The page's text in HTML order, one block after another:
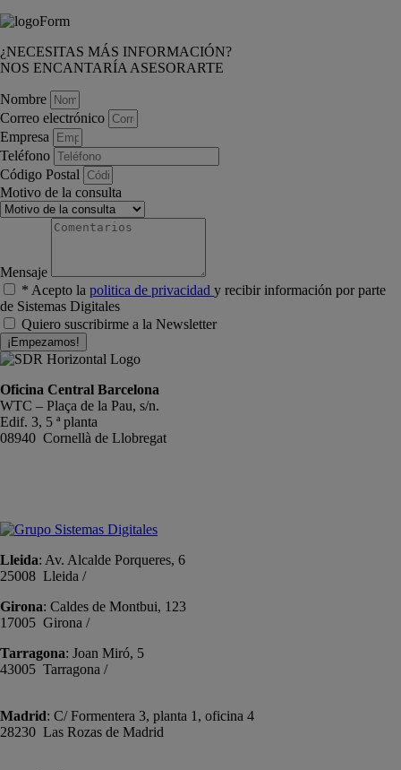
¿NECESITAS MÁS INFORMACIÓN?
NOS ENCANTARÍA ASESORARTE
Nombre
Correo electrónico
Empresa
Teléfono
Código Postal
Motivo de la consulta
Mensaje
* Acepto la politica de privacidad y recibir información por parte
de Sistemas Digitales
Quiero suscribirme a la Newsletter
¡Empezamos!
Oficina Central Barcelona
WTC – Plaça de la Pau, s/n.
Edif. 3, 5 ª planta
08940 Cornellà de Llobregat
Lleida: Av. Alcalde Porqueres, 6
25008 Lleida /
Girona: Caldes de Montbui, 123
17005 Girona /
Tarragona: Joan Miró, 5
43005 Tarragona /
Madrid: C/ Formentera 3, planta 1, oficina 4
28230 Las Rozas de Madrid